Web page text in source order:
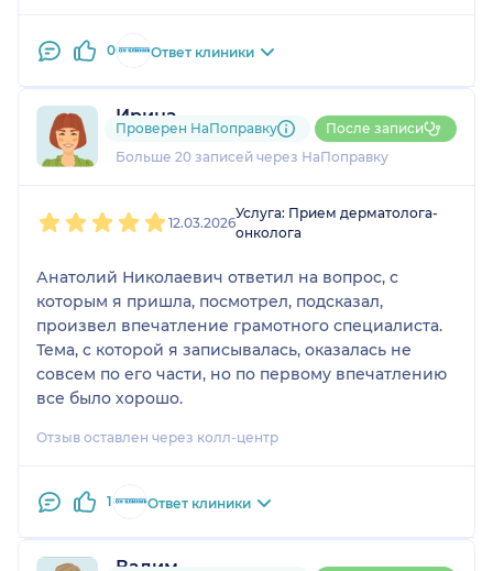
0 Ответ клиники
Ирина
4 отзываи4 оценки
Больше 20 записей через НаПоправку
Проверен НаПоправку После записи
12.03.2026
Услуга: Прием дерматолога-
онколога
Анатолий Николаевич ответил на вопрос, с
которым я пришла, посмотрел, подсказал,
произвел впечатление грамотного специалиста.
Тема, с которой я записывалась, оказалась не
совсем по его части, но по первому впечатлению
все было хорошо.
Отзыв оставлен через колл-центр
1 Ответ клиники